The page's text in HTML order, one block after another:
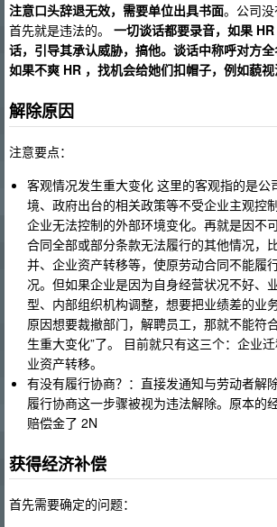
注意口头辞退无效，需要单位出具书面。公司
首先就是违法的。 一切谈话都要录音，如果
话，引导其承认威胁，搞他。谈话中称呼对方全
如果不爽 HR ，找机会给她们扣帽子，例如藐
解除原因
注意要点：
客观情况发生重大变化 这里的客观指的是公
境、政府出台的相关政策等不受企业主观控
企业无法控制的外部环境变化。再就是因不
合同全部或部分条款无法履行的其他情况，
并、企业资产转移等，使原劳动合同不能履
况。但如果企业是因为自身经营状况不好、
型、内部组织机构调整，想要把业绩差的业
原因想要裁撤部门，解聘员工，那就不能符
生重大变化”了。 目前就只有这三个：企业
业资产转移。
有没有履行协商？：直接发通知与劳动者解
履行协商这一步骤被视为违法解除。原本的
赔偿金了 2N
获得经济补偿
首先需要确定的问题：